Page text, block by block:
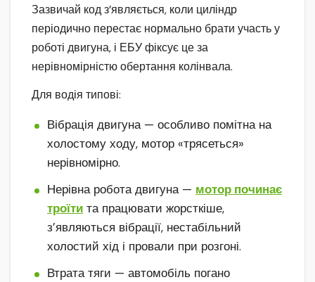
Зазвичай код з’являється, коли циліндр
періодично перестає нормально брати участь у
роботі двигуна, і ЕБУ фіксує це за
нерівномірністю обертання колінвала.
Для водія типові:
Вібрація двигуна — особливо помітна на
холостому ходу, мотор «трясеться»
нерівномірно.
Нерівна робота двигуна — мотор починає
троїти та працювати жорсткіше,
з’являються вібрації, нестабільний
холостий хід і провали при розгоні.
Втрата тяги — автомобіль погано